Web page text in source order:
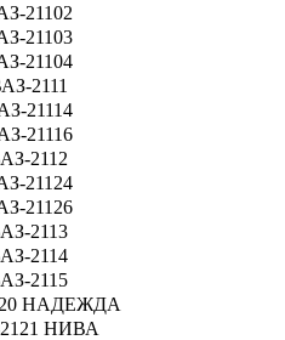
21102
21103
21104
2111
21114
21116
2112
21124
21126
2113
2114
2115
НАДЕЖДА
НИВА